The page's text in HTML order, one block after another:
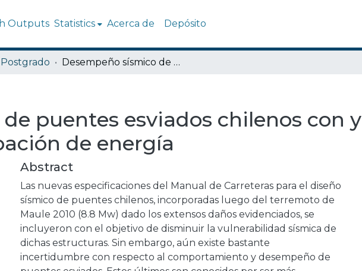
Outputs Statistics Acerca de Depósito
Postgrado Desempeño sísmico de puentes esviados chilenos con y sin sistemas de disipación de energía
puentes esviados chilenos con y
de energía
Abstract
Las nuevas especificaciones del Manual de Carreteras para el diseño
sísmico de puentes chilenos, incorporadas luego del terremoto de
Maule 2010 (8.8 Mw) dado los extensos daños evidenciados, se
incluyeron con el objetivo de disminuir la vulnerabilidad sísmica de
dichas estructuras. Sin embargo, aún existe bastante
incertidumbre con respecto al comportamiento y desempeño de